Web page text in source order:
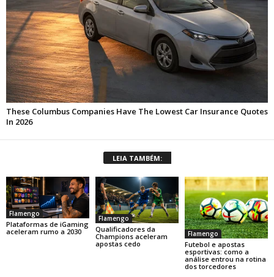
LEIA TAMBÉM:
Flamengo
Plataformas de iGaming
aceleram rumo a 2030
Flamengo
Qualificadores da
Champions aceleram
apostas cedo
Flamengo
Futebol e apostas
esportivas: como a
análise entrou na rotina
dos torcedores